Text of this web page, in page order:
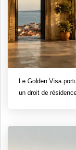
Le Golden Visa
un droit de